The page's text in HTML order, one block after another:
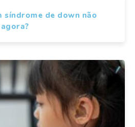
síndrome de down não